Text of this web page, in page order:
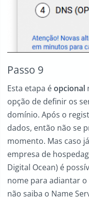
Passo 9
Esta etapa éopcional
opção de definir os
domínio. Após o
dados, então não se
momento. Mas caso
empresa de
Digital Ocean) é
nome para adiantar
não saiba o Name